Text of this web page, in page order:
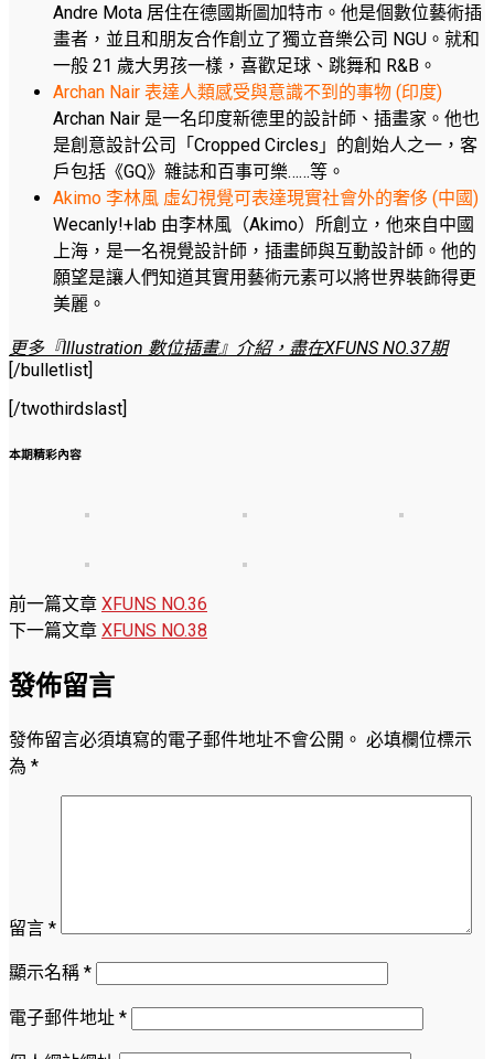
Andre Mota 居住在德國斯圖加特市。他是個數位藝術插
畫者，並且和朋友合作創立了獨立音樂公司 NGU。就和
一般 21 歲大男孩一樣，喜歡足球、跳舞和 R&B。
Archan Nair 表達人類感受與意識不到的事物 (印度)
Archan Nair 是一名印度新德里的設計師、插畫家。他也
是創意設計公司「Cropped Circles」的創始人之一，客
戶包括《GQ》雜誌和百事可樂……等。
Akimo 李林風 虛幻視覺可表達現實社會外的奢侈 (中國)
Wecanly!+lab 由李林風（Akimo）所創立，他來自中國
上海，是一名視覺設計師，插畫師與互動設計師。他的
願望是讓人們知道其實用藝術元素可以將世界裝飾得更
美麗。
更多『Illustration 數位插畫』介紹，盡在XFUNS NO.37期
[/bulletlist]
[/twothirdslast]
本期精彩內容
前一篇文章 XFUNS NO.36
下一篇文章 XFUNS NO.38
發佈留言
發佈留言必須填寫的電子郵件地址不會公開。 必填欄位標示
為 *
留言 *
顯示名稱 *
電子郵件地址 *